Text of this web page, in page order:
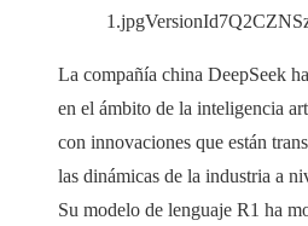
La compañía china DeepSeek
en el ámbito de la inteligencia
con innovaciones que están
las dinámicas de la industria a
Su modelo de lenguaje R1 ha